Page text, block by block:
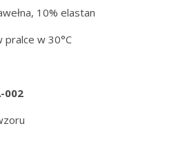
10% elastan
pralce w 30°C
002